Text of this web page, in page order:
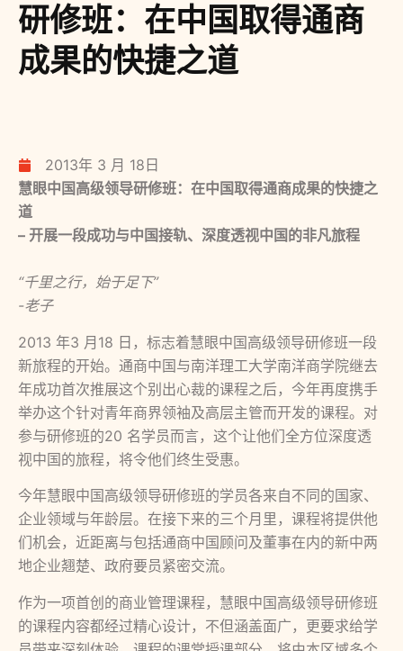
研修班：在中国取得通商
成果的快捷之道
2013年 3 月 18日
慧眼中国高级领导研修班：在中国取得通商成果的快捷之
道
– 开展一段成功与中国接轨、深度透视中国的非凡旅程
“千里之行，始于足下”
-老子
2013 年3 月18 日，标志着慧眼中国高级领导研修班一段
新旅程的开始。通商中国与南洋理工大学南洋商学院继去
年成功首次推展这个别出心裁的课程之后，今年再度携手
举办这个针对青年商界领袖及高层主管而开发的课程。对
参与研修班的20 名学员而言，这个让他们全方位深度透
视中国的旅程，将令他们终生受惠。
今年慧眼中国高级领导研修班的学员各来自不同的国家、
企业领域与年龄层。在接下来的三个月里，课程将提供他
们机会，近距离与包括通商中国顾问及董事在内的新中两
地企业翘楚、政府要员紧密交流。
作为一项首创的商业管理课程，慧眼中国高级领导研修班
的课程内容都经过精心设计，不但涵盖面广，更要求给学